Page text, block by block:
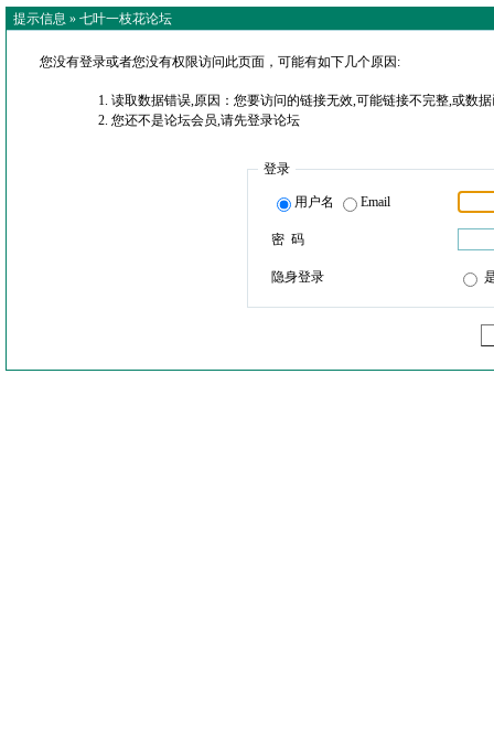
提示信息 » 七叶一枝花论坛
您没有登录或者您没有权限访问此页面，可能有如下几个原因:
读取数据错误,原因：您要访问的链接无效,可能链接不完整,或数
您还不是论坛会员,请先登录论坛
登录
用户名 Email
密 码
隐身登录